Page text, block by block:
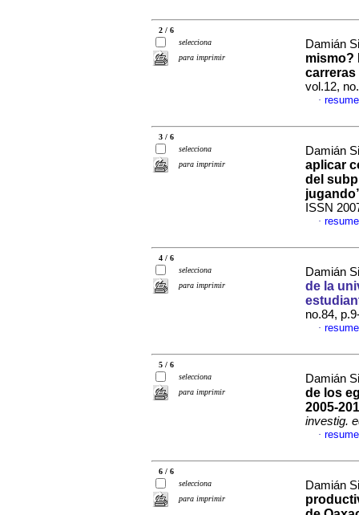
2 / 6
selecciona
para imprimir
Damián
mismo?
vol.12,
·
3 / 6
selecciona
para imprimir
Damián
aplicar
del
ISSN
·
4 / 6
selecciona
para imprimir
Damián
de la
no.84,
·
5 / 6
selecciona
para imprimir
Damián
de los
2005-
investig.
·
6 / 6
selecciona
para imprimir
Damián